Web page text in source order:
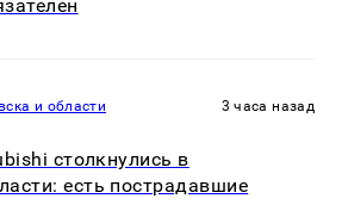
и области 3 часа назад
столкнулись в
есть пострадавшие